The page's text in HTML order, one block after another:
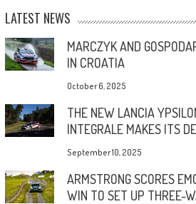
LATEST NEWS
MARCZYK AND
IN CROATIA
October 6, 2025
THE NEW LANCIA
INTEGRALE MAKES ITS
September 10, 2025
ARMSTRONG SCORES
WIN TO SET UP THREE-